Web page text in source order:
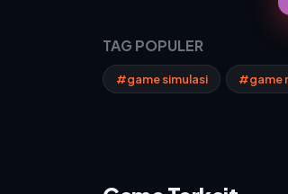
TAG POPULER
#game simulasi #game